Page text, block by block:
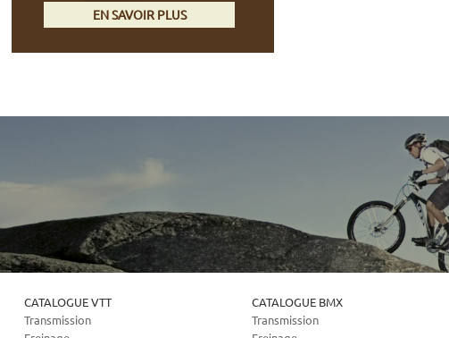
EN SAVOIR PLUS
CATALOGUE VTT
Transmission
CATALOGUE BMX
Transmission